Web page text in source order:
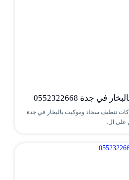
جدة 0552322668
تنظيف سجاد وموكيت بالبخار في جدة
على ال..